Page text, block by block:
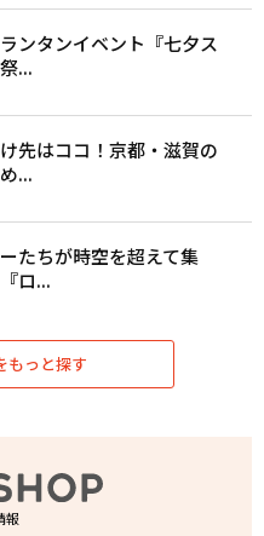
ンタンイベント『七夕ス
...
先はココ！京都・滋賀の
...
たちが時空を超えて集
ロ...
もっと探す
報